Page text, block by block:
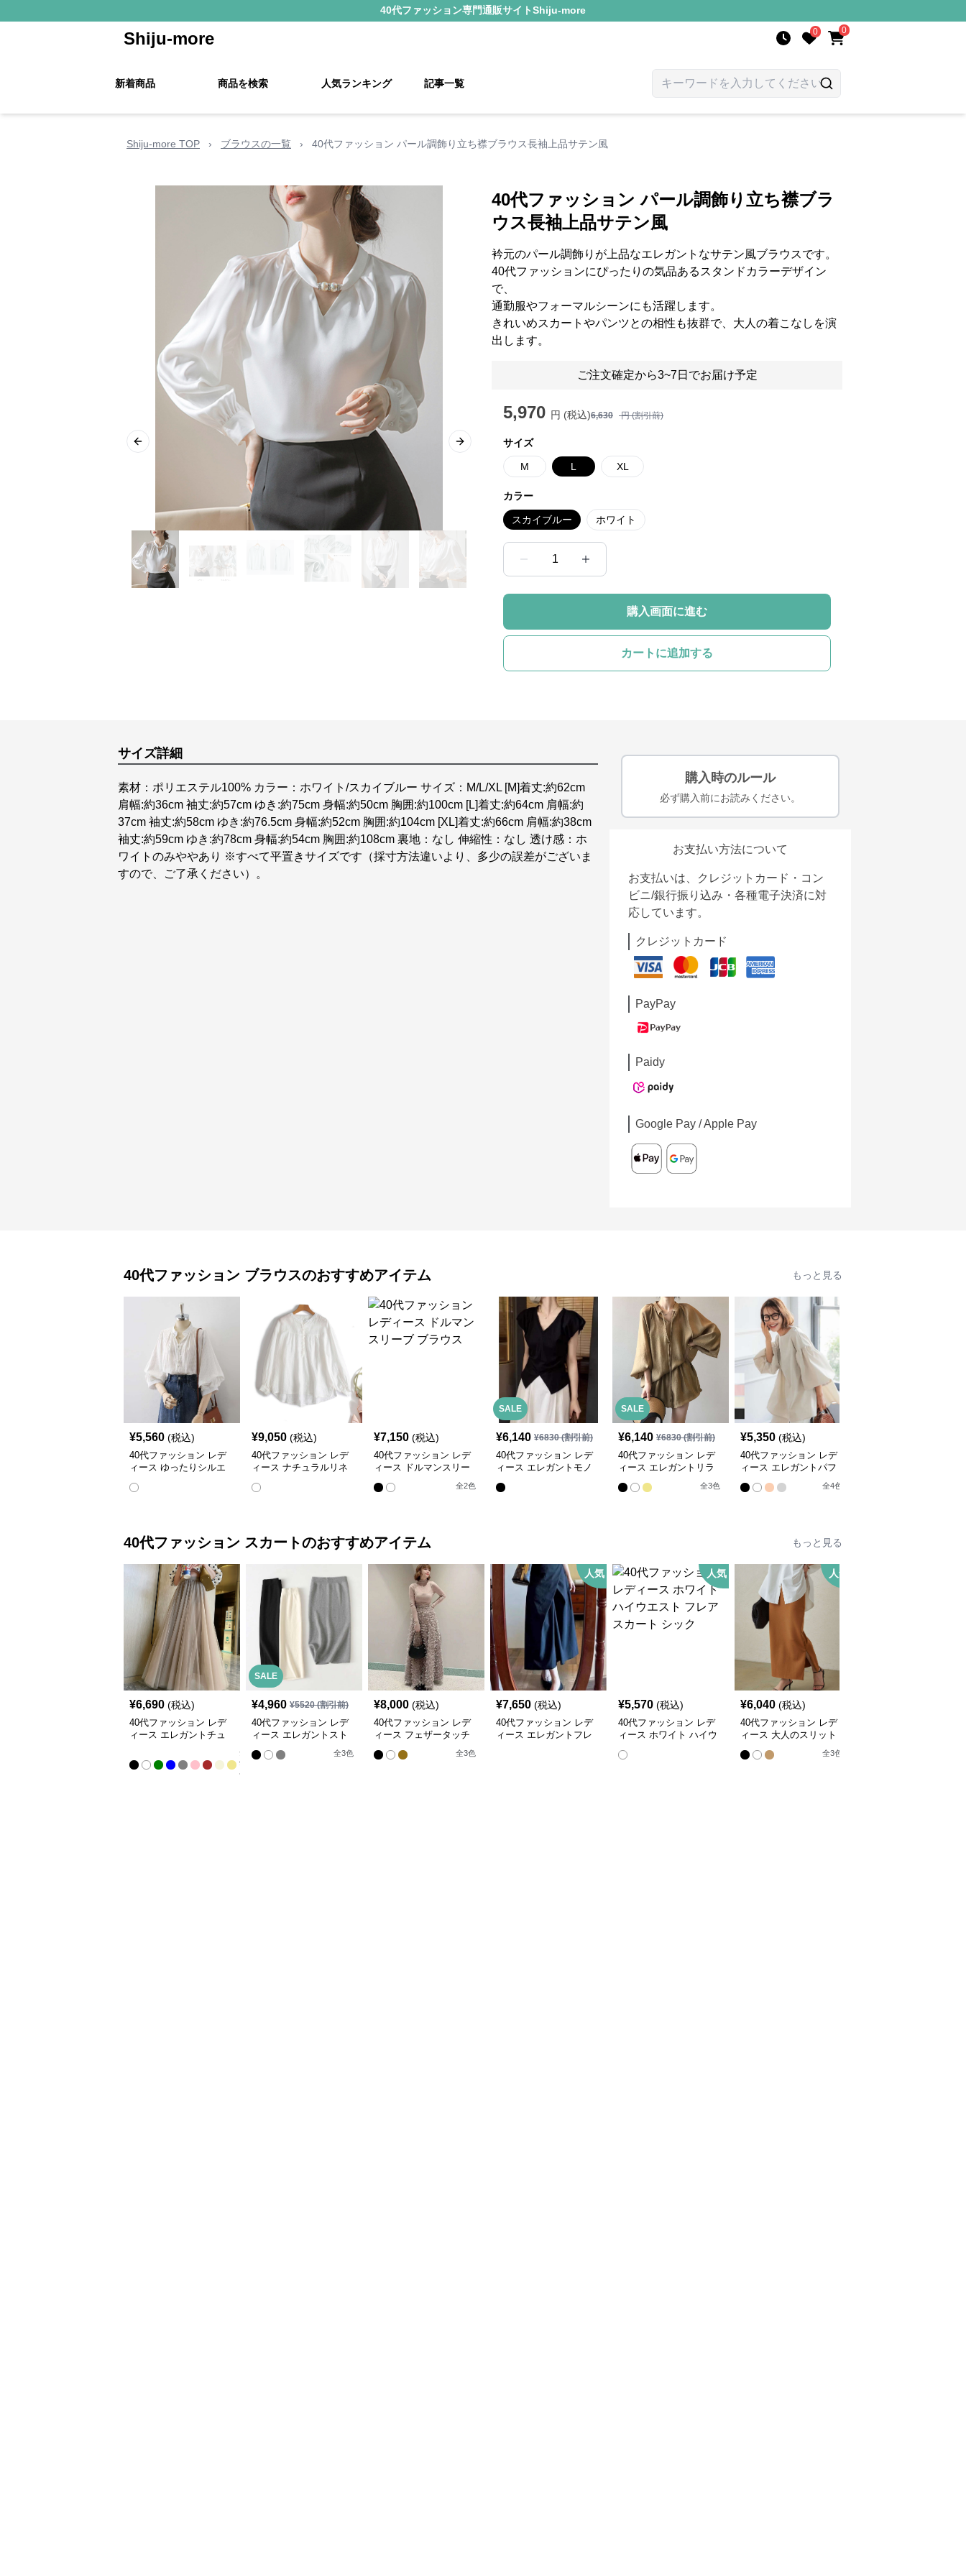
40代ファッション専門通販サイトShiju-more
Shiju-more 0 0
新着商品 商品を検索 人気ランキング 記事一覧
Shiju-more TOP › ブラウスの一覧 › 40代ファッション パール調飾り立ち襟ブラウス長袖上品サテン風
Previous slide Next slide
40代ファッション パール調飾り立ち襟ブラ
ウス長袖上品サテン風
衿元のパール調飾りが上品なエレガントなサテン風ブラウスです。
40代ファッションにぴったりの気品あるスタンドカラーデザイン
で、
通勤服やフォーマルシーンにも活躍します。
きれいめスカートやパンツとの相性も抜群で、大人の着こなしを演
出します。
ご注文確定から3~7日でお届け予定
5,970 円 (税込)6,630 円 (割引前)
サイズ
M L XL
カラー
スカイブルー ホワイト
1
購入画面に進む
カートに追加する
サイズ詳細
素材：ポリエステル100% カラー：ホワイト/スカイブルー サイズ：M/L/XL [M]着丈:約62cm
肩幅:約36cm 袖丈:約57cm ゆき:約75cm 身幅:約50cm 胸囲:約100cm [L]着丈:約64cm 肩幅:約
37cm 袖丈:約58cm ゆき:約76.5cm 身幅:約52cm 胸囲:約104cm [XL]着丈:約66cm 肩幅:約38cm
袖丈:約59cm ゆき:約78cm 身幅:約54cm 胸囲:約108cm 裏地：なし 伸縮性：なし 透け感：ホ
ワイトのみややあり ※すべて平置きサイズです（採寸方法違いより、多少の誤差がございま
すので、ご了承ください）。
購入時のルール
必ず購入前にお読みください。
お支払い方法について
お支払いは、クレジットカード・コン
ビニ/銀行振り込み・各種電子決済に対
応しています。
クレジットカード
PayPay
Paidy
Google Pay / Apple Pay
40代ファッション ブラウスのおすすめアイテム もっと見る
¥5,560 (税込)
40代ファッション レデ
ィース ゆったりシルエ
ス
¥9,050 (税込)
40代ファッション レデ
ィース ナチュラルリネ
ラウス
¥7,150 (税込)
40代ファッション レデ
ィース ドルマンスリー
全2色
SALE
¥6,140 ¥6830(割引前)
40代ファッション レデ
ィース エレガントモノ
SALE
¥6,140 ¥6830(割引前)
40代ファッション レデ
ィース エレガントリラ
全3色
¥5,350 (税込)
40代ファッション レデ
ィース エレガントパフ
スリーブセットアップ
全4色
40代ファッション スカートのおすすめアイテム もっと見る
¥6,690 (税込)
40代ファッション レデ
ィース エレガントチュ
全
9
色
SALE
¥4,960 ¥5520(割引前)
40代ファッション レデ
ィース エレガントスト
レッチペンシルスカート
全3色
¥8,000 (税込)
40代ファッション レデ
ィース フェザータッチ
全3色
人気
¥7,650 (税込)
40代ファッション レデ
ィース エレガントフレ
人気
¥5,570 (税込)
40代ファッション レデ
ィース ホワイト ハイウ
シック
人気
¥6,040 (税込)
40代ファッション レデ
ィース 大人のスリット
全3色